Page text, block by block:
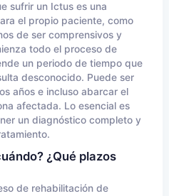
sufrir un Ictus es una
el propio paciente, como
de ser comprensivos y
todo el proceso de
un periodo de tiempo que
desconocido. Puede ser
años e incluso abarcar el
afectada. Lo esencial es
un diagnóstico completo y
¿Qué plazos
de rehabilitación de